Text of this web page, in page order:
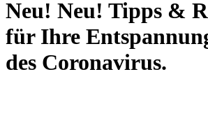
Neu! Neu! Tipps &
für Ihre
des Coronavirus.